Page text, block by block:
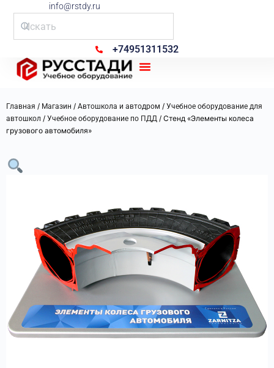
info@rstdy.ru
+74951311532
Главная / Магазин / Автошкола и автодром / Учебное оборудование для
автошкол / Учебное оборудование по ПДД / Стенд «Элементы колеса
грузового автомобиля»